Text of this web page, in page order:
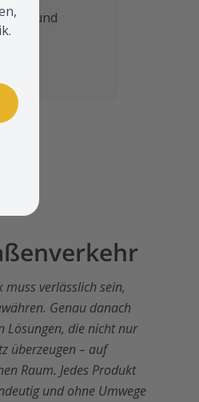
und
verlässlich sein,
Genau danach
Lösungen, die nicht nur
überzeugen – auf
Raum. Jedes Produkt
und ohne Umwege